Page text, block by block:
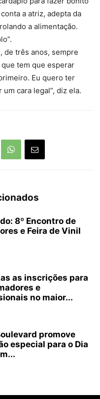
a atriz, adepta da
a alimentação.
de três anos, sempre
que tem que esperar
Eu quero ter
cara legal”, diz ela.
8º Encontro de
e Feira de Vinil
as inscrições para
e
no maior...
promove
especial para o Dia